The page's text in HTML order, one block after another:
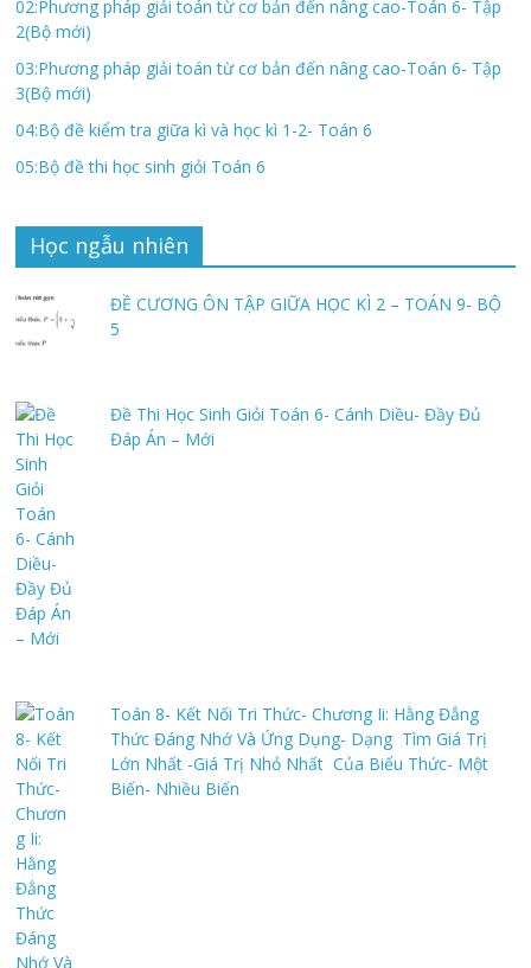
02:Phương pháp giải toán từ cơ bản đến nâng cao-Toán 6- Tập
2(Bộ mới)
03:Phương pháp giải toán từ cơ bản đến nâng cao-Toán 6- Tập
3(Bộ mới)
04:Bộ đề kiểm tra giữa kì và học kì 1-2- Toán 6
05:Bộ đề thi học sinh giỏi Toán 6
Học ngẫu nhiên
ĐỀ CƯƠNG ÔN TẬP GIỮA HỌC KÌ 2 – TOÁN 9- BỘ
5
Đề Thi Học Sinh Giỏi Toán 6- Cánh Diều- Đầy Đủ
Đáp Án – Mới
Toán 8- Kết Nối Tri Thức- Chương Ii: Hằng Đẳng
Thức Đáng Nhớ Và Ứng Dụng- Dạng Tìm Giá Trị
Lớn Nhất -Giá Trị Nhỏ Nhất Của Biểu Thức- Một
Biến- Nhiều Biến